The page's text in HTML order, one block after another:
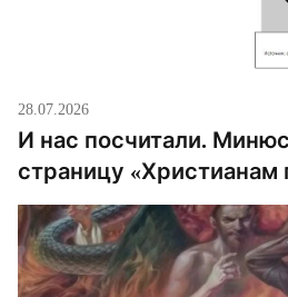
28.07.2026
И нас посчитали.
страницу «Христианам